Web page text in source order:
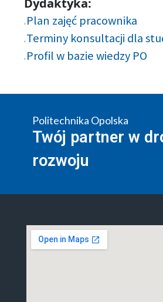
Plan zajęć pracownika
Terminy konsultacji dla
Profil w bazie wiedzy PO
Politechnika Opolska
Twój partner w
rozwoju